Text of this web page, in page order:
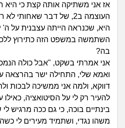
אז אני משתיקה אותה קצת כי היא
העוצמה ב2, של דבר שאחותי לא ראתה מלכתחילה...
היא, שכנראה הייתה עצבנית על ה'
השתמשה במשפט הזה כתירוץ
בה?
אני אמרתי בשקט, "אבל כולה
ואמא שלי, התחילה ישר בהרצאה
דווקא, ולמה אני ממשיכה לבכות
להעיר רק לי על הסיטואציה, כאילו
בינתיים בוכה, כי גם ככה מרגיש
משהו נגדי, ושתמיד מעירים לי